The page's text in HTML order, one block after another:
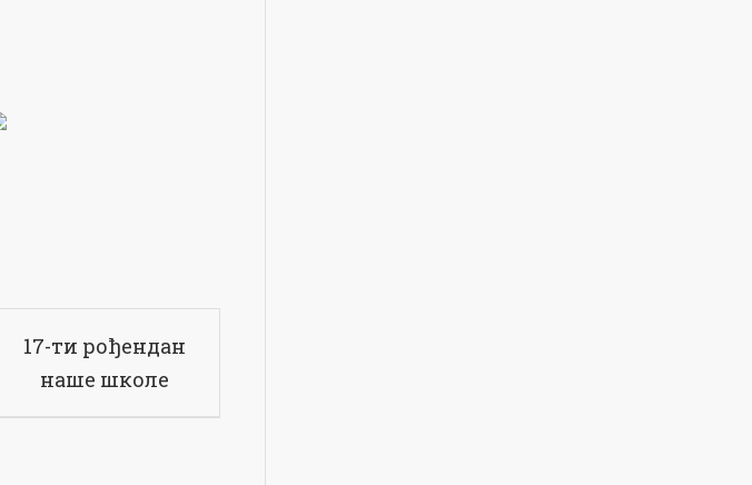
17-ти рођендан
наше школе